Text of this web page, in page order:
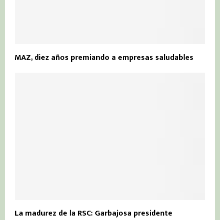
MAZ, diez años premiando a empresas saludables
La madurez de la RSC: Garbajosa presidente